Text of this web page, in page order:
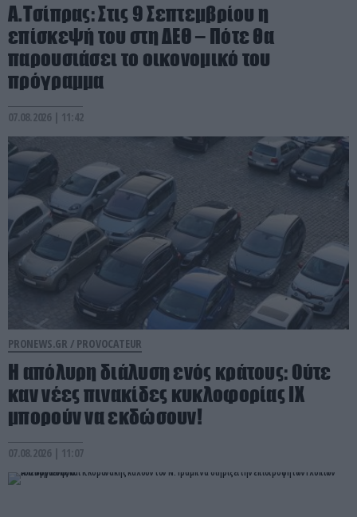
Α.Τσίπρας: Στις 9 Σεπτεμβρίου η
επίσκεψή του στη ΔΕΘ – Πότε θα
παρουσιάσει το οικονομικό του
πρόγραμμα
07.08.2026 | 11:42
PRONEWS.GR / PROVOCATEUR
Η απόλυρη διάλυση ενός κράτους: Ούτε
καν νέες πινακίδες κυκλοφορίας ΙΧ
μπορούν να εκδώσουν!
07.08.2026 | 11:07